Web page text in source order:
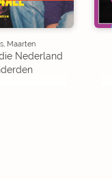
Maarten
Nederland